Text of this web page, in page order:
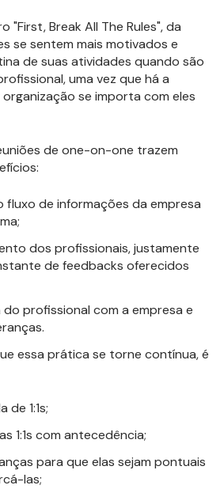
"First, Break All The Rules", da
se sentem mais motivados e
de suas atividades quando são
uma vez que há a
se importa com eles
de one-on-one trazem
fluxo de informações da empresa
dos profissionais, justamente
de feedbacks oferecidos
profissional com a empresa e
essa prática se torne contínua, é
de 1:1s;
1:1s com antecedência;
para que elas sejam pontuais
las;